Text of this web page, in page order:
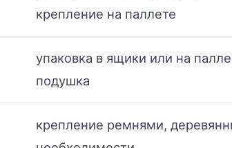
крепление на паллете
упаковка в ящики или на
подушка
крепление ремнями,